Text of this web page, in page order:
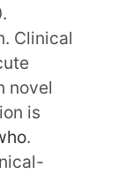
Clinical
novel
is
.